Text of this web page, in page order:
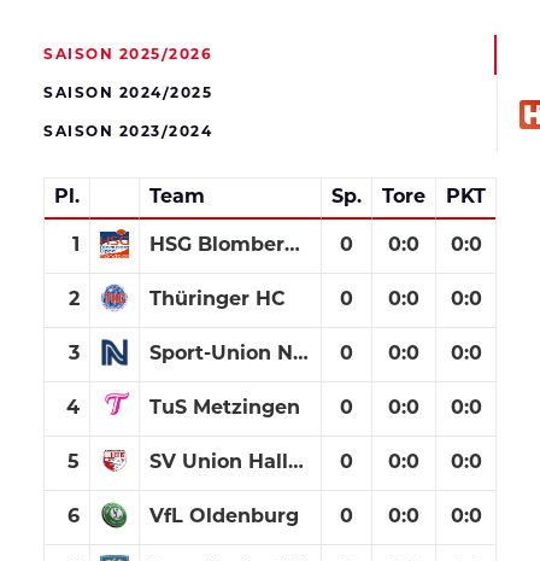
SAISON 2025/2026
SAISON 2024/2025
SAISON 2023/2024
Pl. Team Sp. Tore PKT
HSG Blomberg-Lippe 0 0:0 0:0
2 Thüringer HC 0 0:0 0:0
3 Sport-Union Neckarsulm 0 0:0 0:0
4 TuS Metzingen 0 0:0 0:0
5 SV Union Halle-Neustadt 0 0:0 0:0
6 VfL Oldenburg 0 0:0 0:0